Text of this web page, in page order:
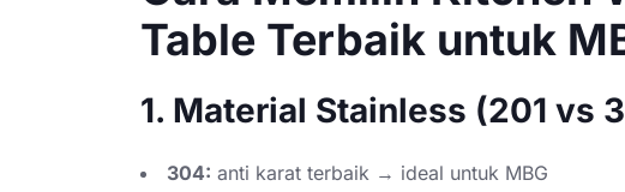
Table Terbaik untuk
1. Material Stainless (201 vs
304: anti karat terbaik → ideal untuk MBG